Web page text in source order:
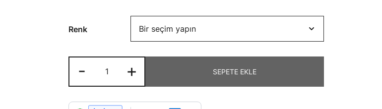
Renk
-
Stanley
Termos
Figürlü
+ SEPETE EKLE